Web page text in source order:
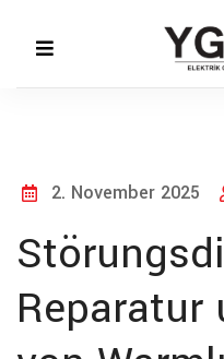
2. November 2025
Reparatur